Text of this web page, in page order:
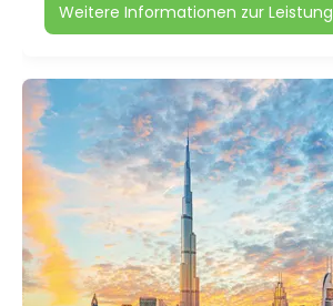
Weitere Informationen zur Leistung